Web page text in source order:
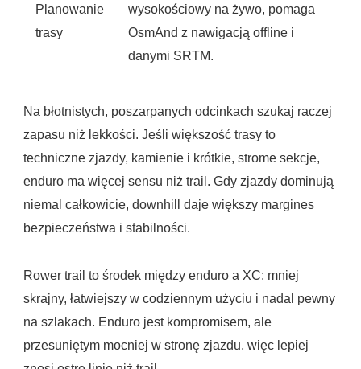
Planowanie
trasy
wysokościowy na żywo, pomaga
OsmAnd z nawigacją offline i
danymi SRTM.
Na błotnistych, poszarpanych odcinkach szukaj raczej
zapasu niż lekkości. Jeśli większość trasy to
techniczne zjazdy, kamienie i krótkie, strome sekcje,
enduro ma więcej sensu niż trail. Gdy zjazdy dominują
niemal całkowicie, downhill daje większy margines
bezpieczeństwa i stabilności.
Rower trail to środek między enduro a XC: mniej
skrajny, łatwiejszy w codziennym użyciu i nadal pewny
na szlakach. Enduro jest kompromisem, ale
przesuniętym mocniej w stronę zjazdu, więc lepiej